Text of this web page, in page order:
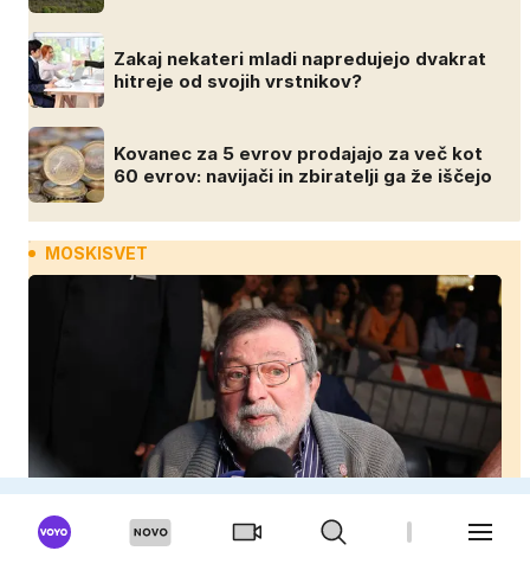
Zakaj nekateri mladi napredujejo dvakrat
hitreje od svojih vrstnikov?
Kovanec za 5 evrov prodajajo za več kot
60 evrov: navijači in zbiratelji ga že iščejo
MOSKISVET
Italija žaluje: Umrla je legenda, ki je s svojimi
pesmimi zaznamovala Italijo